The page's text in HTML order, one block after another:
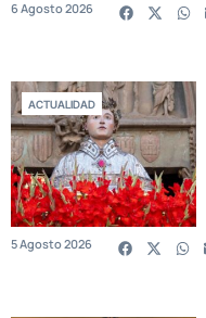
6 Agosto 2026
ACTUALIDAD
5 Agosto 2026